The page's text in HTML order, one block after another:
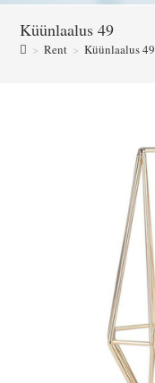
Küünlaalus 49
> Rent > Küünlaalus 49